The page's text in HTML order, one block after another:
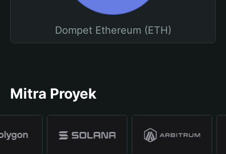
Dompet Ethereum (ETH)
Mitra Proyek